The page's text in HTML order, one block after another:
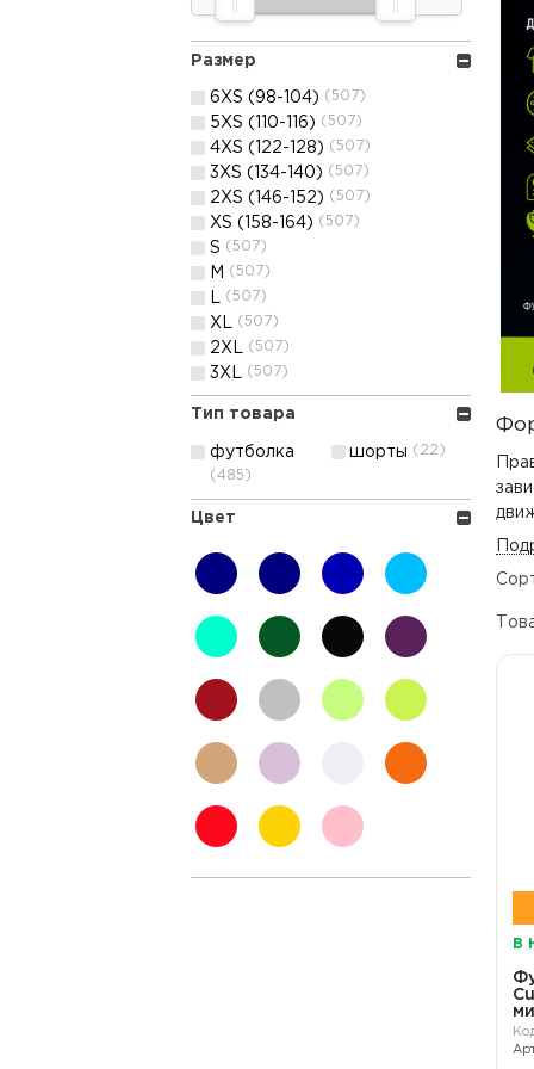
В
Размер
6XS (98-104) (507)
5XS (110-116) (507)
4XS (122-128) (507)
3XS (134-140) (507)
2XS (146-152) (507)
XS (158-164) (507)
S (507)
M (507)
L (507)
XL (507)
2XL (507)
3XL (507)
Тип товара
футболка
(485)
шорты (22)
Цвет
темно-
синий
хаки синий голубой
бирюзовыйзеленый черный фиолетовый
бордовыйсерый салатовыйнеон
коричневыйсиреневый оранжевый
красный желтый розовый